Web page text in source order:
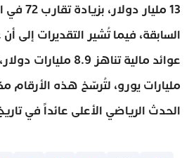
13 مليار
مليارات يورو، لتُرسّخ هذه الأرقام
الحدث الرياضي الأعلى عائداً في